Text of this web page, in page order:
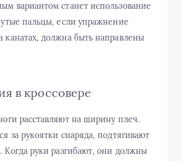
вариантом станет использование
пальцы, если упражнение
канатах, должна быть направлены
в кроссовере
расставляют на ширину плеч.
за рукоятки снаряда, подтягивают
Когда руки разгибают, они должны